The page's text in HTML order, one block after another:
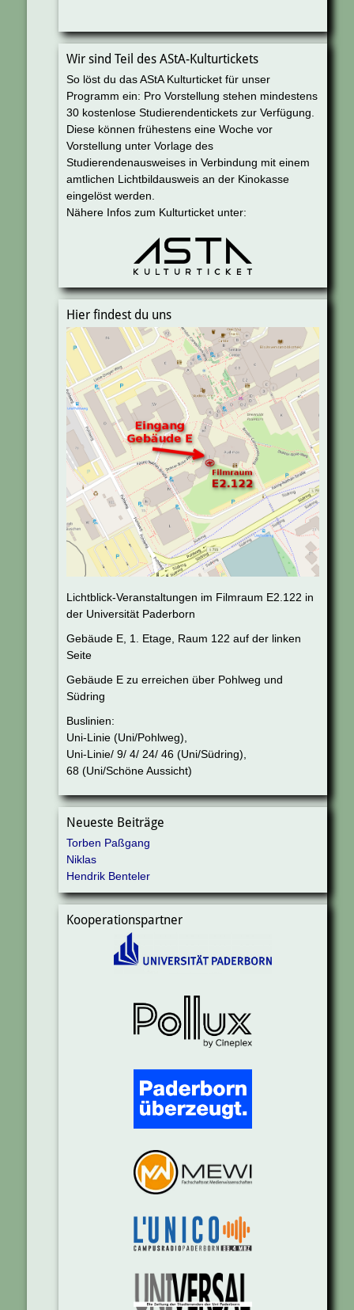
Wir sind Teil des AStA-Kulturtickets
So löst du das AStA Kulturticket für unser
Programm ein: Pro Vorstellung stehen mindestens
30 kostenlose Studierendentickets zur Verfügung.
Diese können frühestens eine Woche vor
Vorstellung unter Vorlage des
Studierendenausweises in Verbindung mit einem
amtlichen Lichtbildausweis an der Kinokasse
eingelöst werden.
Nähere Infos zum Kulturticket unter:
Hier findest du uns
Lichtblick-Veranstaltungen im Filmraum E2.122 in
der Universität Paderborn
Gebäude E, 1. Etage, Raum 122 auf der linken
Seite
Gebäude E zu erreichen über Pohlweg und
Südring
Buslinien:
Uni-Linie (Uni/Pohlweg),
Uni-Linie/ 9/ 4/ 24/ 46 (Uni/Südring),
68 (Uni/Schöne Aussicht)
Neueste Beiträge
Torben Paßgang
Niklas
Hendrik Benteler
Kooperationspartner